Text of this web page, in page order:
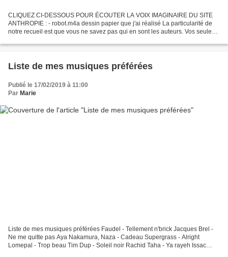
CLIQUEZ CI-DESSOUS POUR ÉCOUTER LA VOIX IMAGINAIRE DU SITE
ANTHROPIE : - robot.m4a dessin papier que j'ai réalisé La particularité de
notre recueil est que vous ne savez pas qui en sont les auteurs. Vos seules
Liste de mes musiques préférées
Publié le 17/02/2019 à 11:00
Par Marie
Liste de mes musiques préférées Faudel - Tellement n'brick Jacques Brel -
Ne me quitte pas Aya Nakamura, Naza - Cadeau Supergrass - Alright
Lomepal - Trop beau Tim Dup - Soleil noir Rachid Taha - Ya rayeh Issac